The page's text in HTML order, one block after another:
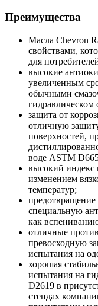
Преимущества
Масла Chevron
свойствами,
для
высокие
увеличенным
обычными
гидравлическом
защита от
отличную
поверхностей,
воде ASTM
высокий индекс
изменением
температур;
предотвращение
специальную
как
отличные
превосходную
испытания на
хорошая
испытания на
D2619 в
стендах